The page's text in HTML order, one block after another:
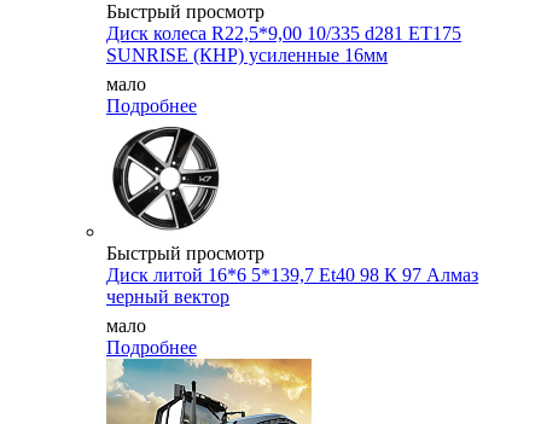
Быстрый просмотр
Диск колеса R22,5*9,00 10/335 d281 ET175
SUNRISE (КНР) усиленные 16мм
мало
Подробнее
Быстрый просмотр
Диск литой 16*6 5*139,7 Et40 98 К 97 Алмаз
черный вектор
мало
Подробнее